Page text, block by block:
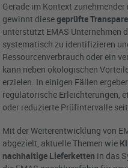
Gerade im Kontext
gewinnt diesegeprüfte
unterstützt EMAS Unternehmen
systematisch zu identifizieren
Ressourcenverbrauch oder ein
kann neben ökologischen
erzielen. In einigen Fällen
regulatorische Erleichterungen,
oder reduzierte Prüfintervalle
Mit der Weiterentwicklung von
abgezielt, aktuelle Themen wie
nachhaltige Lieferketten in das